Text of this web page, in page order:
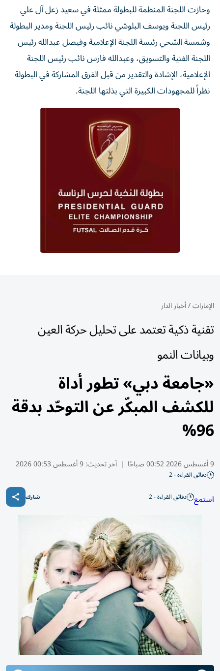
وحازت اللجنة المنظمة للبطولة ممثلة في سعيد زعل آل علي
رئيس اللجنة ويوسف البلوشي نائب رئيس اللجنة ومدير البطولة
وشمسة الشحي رئيسة اللجنة الإعلامية وفيصل عبدالله رئيس
اللجنة الفنية والتسويق، وعبدالله فارس نائب رئيس اللجنة
الإعلامية، الإشادة والتقدير من قبل الفرق المشاركة في البطولة
نظراً للمجهودات الكبيرة التي بذلتها اللجنة.
الإمارات/أخبار الدار
تقنية ذكية تعتمد على تحليل حركة العين
وبيانات النمو
«جامعة دبي» تطور أداة
للكشف المبكّر عن التوحّد بدقة
96%
9 أغسطس 2026 00:52 صباحًا | آخر تحديث:9 أغسطس 00:53 2026
دقائق القراءة - 2
استمع دقائق القراءة - 2 شارك